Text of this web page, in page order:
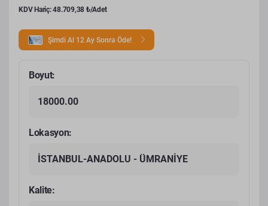
KDV Hariç: 48.709,38 ₺/Adet
Şimdi Al 12 Ay Sonra Öde!
Boyut:
18000.00
Lokasyon:
İSTANBUL-ANADOLU - ÜMRANİYE
Kalite: